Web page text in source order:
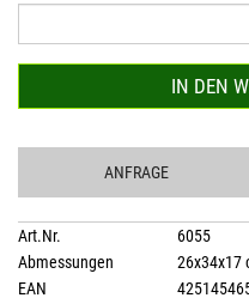
IN DEN
ANFRAGE
Art.Nr.
6055
Abmessungen
26x34x17
EAN